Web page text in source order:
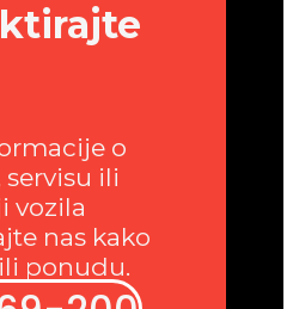
o
ili
vozila
nas kako
ponudu.